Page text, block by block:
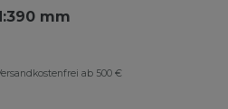
mm
ab 500 €